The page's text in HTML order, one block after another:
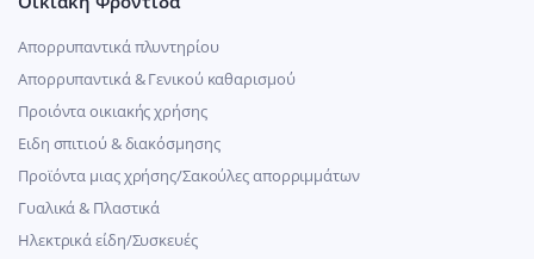
Απορρυπαντικά πλυντηρίου
Απορρυπαντικά & Γενικού καθαρισμού
Προιόντα οικιακής χρήσης
Ειδη σπιτιού & διακόσμησης
Προϊόντα μιας χρήσης/Σακούλες απορριμμάτων
Γυαλικά & Πλαστικά
Ηλεκτρικά είδη/Συσκευές